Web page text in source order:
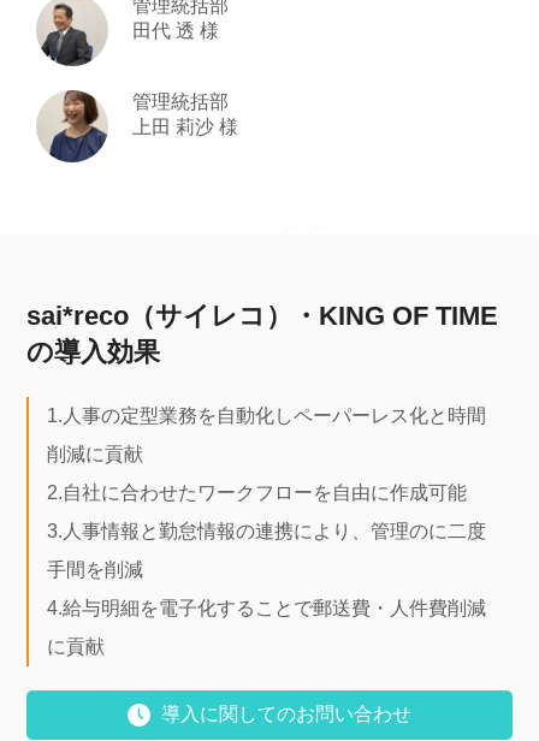
管理統括部
田代 透 様
">
管理統括部
上田 莉沙 様
sai*reco（サイレコ）・KING OF TIME
の導入効果
1.人事の定型業務を自動化しペーパーレス化と時間
削減に貢献
2.自社に合わせたワークフローを自由に作成可能
3.人事情報と勤怠情報の連携により、管理のに二度
手間を削減
4.給与明細を電子化することで郵送費・人件費削減
に貢献
導入に関してのお問い合わせ